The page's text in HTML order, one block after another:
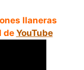
llaneras
de YouTube